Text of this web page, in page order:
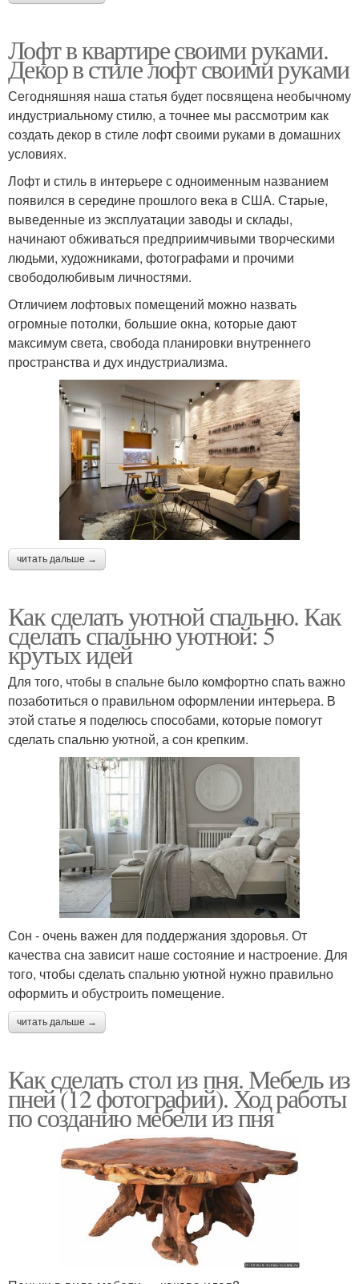
Лофт в квартире своими руками.
Декор в стиле лофт своими руками
Сегодняшняя наша статья будет посвящена необычному
индустриальному стилю, а точнее мы рассмотрим как
создать декор в стиле лофт своими руками в домашних
условиях.
Лофт и стиль в интерьере с одноименным названием
появился в середине прошлого века в США. Старые,
выведенные из эксплуатации заводы и склады,
начинают обживаться предприимчивыми творческими
людьми, художниками, фотографами и прочими
свободолюбивым личностями.
Отличием лофтовых помещений можно назвать
огромные потолки, большие окна, которые дают
максимум света, свобода планировки внутреннего
пространства и дух индустриализма.
читать дальше →
Как сделать уютной спальню. Как
сделать спальню уютной: 5
крутых идей
Для того, чтобы в спальне было комфортно спать важно
позаботиться о правильном оформлении интерьера. В
этой статье я поделюсь способами, которые помогут
сделать спальню уютной, а сон крепким.
Сон - очень важен для поддержания здоровья. От
качества сна зависит наше состояние и настроение. Для
того, чтобы сделать спальню уютной нужно правильно
оформить и обустроить помещение.
читать дальше →
Как сделать стол из пня. Мебель из
пней (12 фотографий). Ход работы
по созданию мебели из пня